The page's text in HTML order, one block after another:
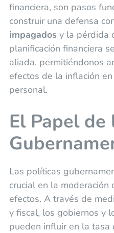
financiera, son pasos
construir una defensa
impagados y la pérdida
planificación financiera
aliada, permitiéndonos
efectos de la inflación
personal.
El Papel
Las políticas
crucial en la moderación
efectos. A través de
y fiscal, los gobiernos y
pueden influir en la tasa